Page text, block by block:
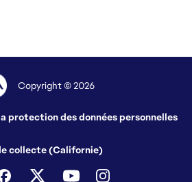
Copyright © 2026
protection des données personnelles
collecte (Californie)